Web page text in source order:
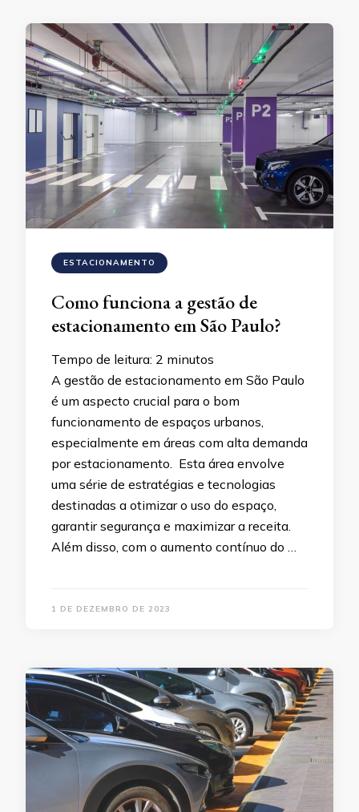
ESTACIONAMENTO
Como funciona a gestão de
estacionamento em São Paulo?
Tempo de leitura: 2 minutos
A gestão de estacionamento em São Paulo
é um aspecto crucial para o bom
funcionamento de espaços urbanos,
especialmente em áreas com alta demanda
por estacionamento. Esta área envolve
uma série de estratégias e tecnologias
destinadas a otimizar o uso do espaço,
garantir segurança e maximizar a receita.
Além disso, com o aumento contínuo do …
1 DE DEZEMBRO DE 2023